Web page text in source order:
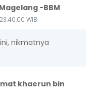
-BBM
WIB
nikmatnya
khaerun bin